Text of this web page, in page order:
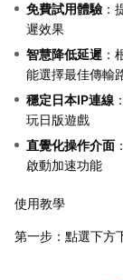
免費試用體驗 ：
遲效果
智慧降低延遲 ：
能選擇最佳傳輸
穩定日本IP連線
玩日版遊戲
直覺化操作介面
啟動加速功能
使用教學
第一步：點選下方